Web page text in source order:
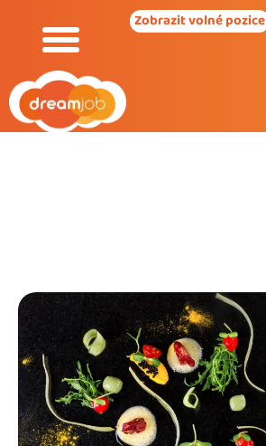
Zobrazit volné pozice